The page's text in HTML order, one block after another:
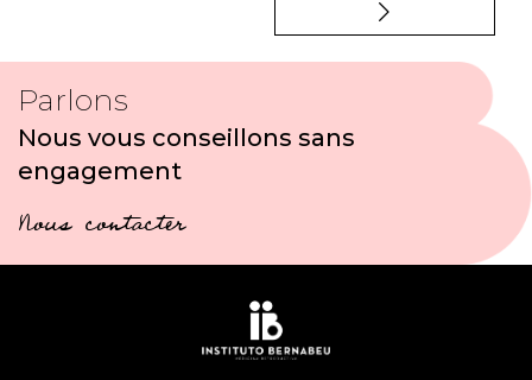
Parlons
Nous vous conseillons sans
engagement
Nous contacter